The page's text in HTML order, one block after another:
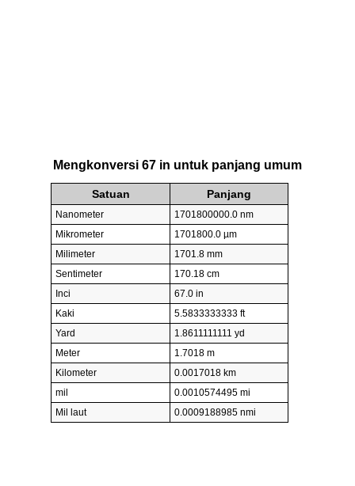
Mengkonversi 67 in untuk panjang umum
Satuan Panjang
Nanometer
1701800000.0 nm
Mikrometer
1701800.0 µm
Milimeter
1701.8 mm
Sentimeter
170.18 cm
Inci
67.0 in
Kaki
5.5833333333 ft
Yard
1.8611111111 yd
Meter
1.7018 m
Kilometer
0.0017018 km
mil
0.0010574495 mi
Mil laut
0.0009188985 nmi